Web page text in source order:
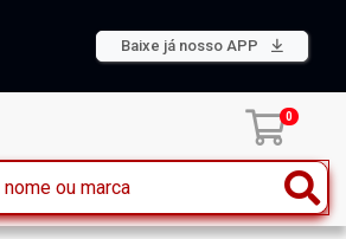
Baixe já nosso APP
0